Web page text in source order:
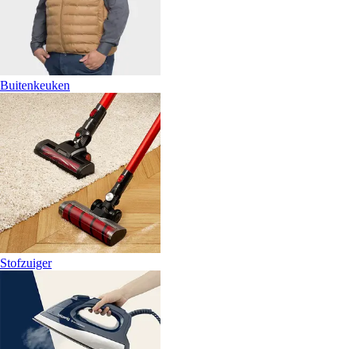
Buitenkeuken
Stofzuiger